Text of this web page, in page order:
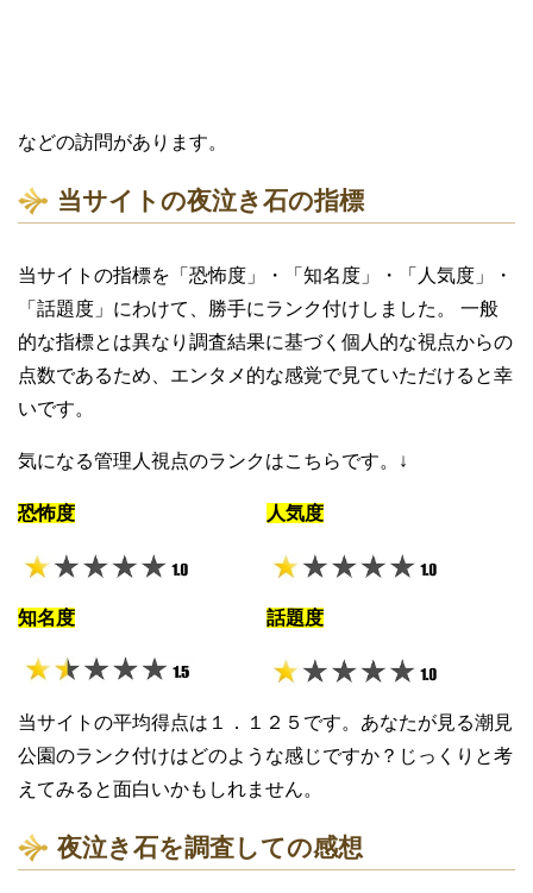
などの訪問があります。
当サイトの夜泣き石の指標
当サイトの指標を「恐怖度」・「知名度」・「人気度」・
「話題度」にわけて、勝手にランク付けしました。 一般
的な指標とは異なり調査結果に基づく個人的な視点からの
点数であるため、エンタメ的な感覚で見ていただけると幸
いです。
気になる管理人視点のランクはこちらです。↓
恐怖度
知名度
人気度
話題度
当サイトの平均得点は１．１２５です。あなたが見る潮見
公園のランク付けはどのような感じですか？じっくりと考
えてみると面白いかもしれません。
夜泣き石を調査しての感想